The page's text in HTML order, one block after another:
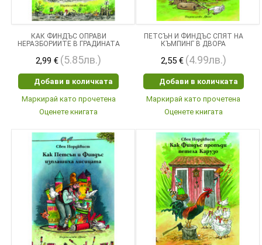
КАК ФИНДЪС ОПРАВИ
НЕРАЗБОРИИТЕ В ГРАДИНАТА
2,99 € (5.85лв.)
Добави в количката
Маркирай като прочетена
Оценете книгата
ПЕТСЪН И ФИНДЪС СПЯТ НА
КЪМПИНГ В ДВОРА
2,55 € (4.99лв.)
Добави в количката
Маркирай като прочетена
Оценете книгата